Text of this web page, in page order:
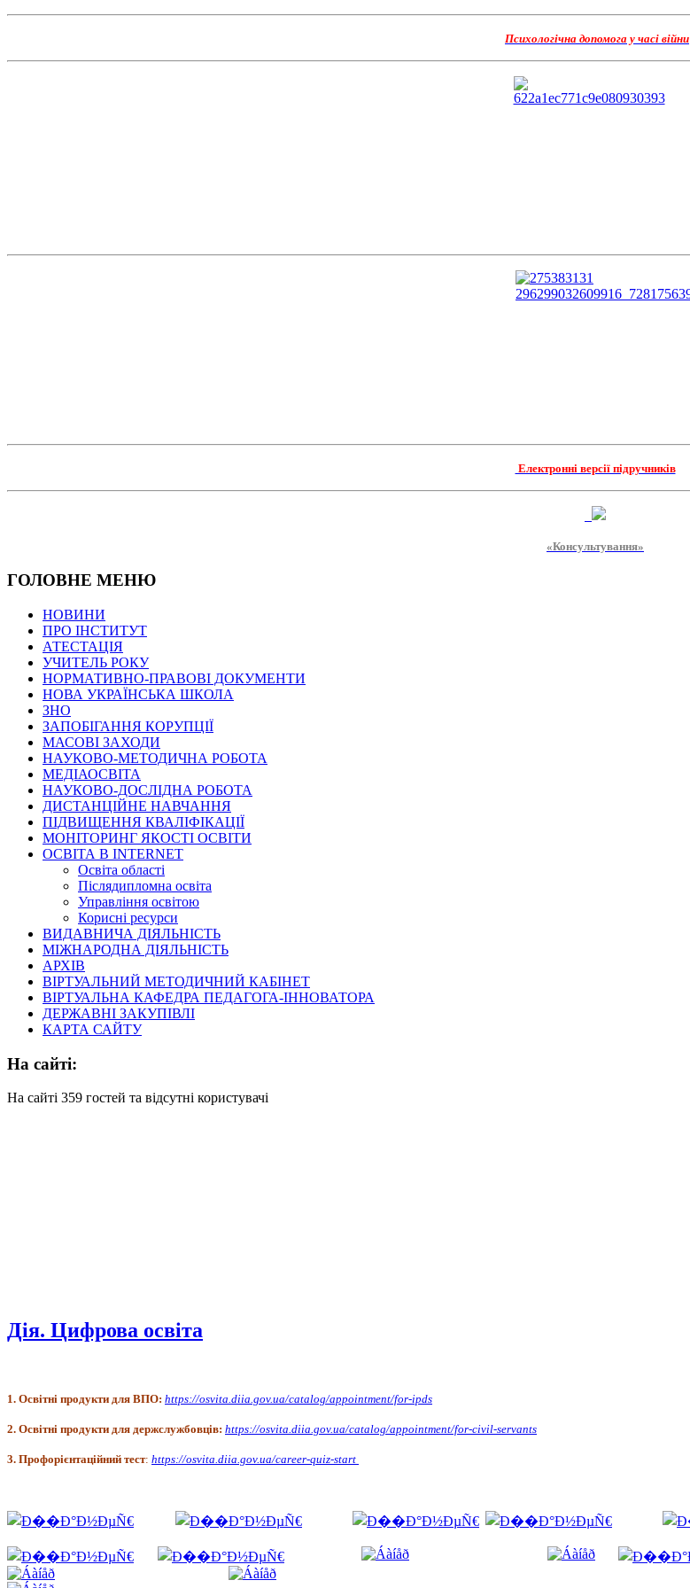
Психологічна допомога у часі війни
Електронні версії підручників
«Консультування»
ГОЛОВНЕ МЕНЮ
НОВИНИ
ПРО ІНСТИТУТ
АТЕСТАЦІЯ
УЧИТЕЛЬ РОКУ
НОРМАТИВНО-ПРАВОВІ ДОКУМЕНТИ
НОВА УКРАЇНСЬКА ШКОЛА
ЗНО
ЗАПОБІГАННЯ КОРУПЦІЇ
МАСОВІ ЗАХОДИ
НАУКОВО-МЕТОДИЧНА РОБОТА
МЕДІАОСВІТА
НАУКОВО-ДОСЛІДНА РОБОТА
ДИСТАНЦІЙНЕ НАВЧАННЯ
ПІДВИЩЕННЯ КВАЛІФІКАЦІЇ
МОНІТОРИНГ ЯКОСТІ ОСВІТИ
ОСВІТА В INTERNET
Освіта області
Післядипломна освіта
Управління освітою
Корисні ресурси
ВИДАВНИЧА ДІЯЛЬНІСТЬ
МІЖНАРОДНА ДІЯЛЬНІСТЬ
АРХІВ
ВІРТУАЛЬНИЙ МЕТОДИЧНИЙ КАБІНЕТ
ВІРТУАЛЬНА КАФЕДРА ПЕДАГОГА-ІННОВАТОРА
ДЕРЖАВНІ ЗАКУПІВЛІ
КАРТА САЙТУ
На сайті:
На сайті 359 гостей та відсутні користувачі
Дія. Цифрова освіта
1. Освітні продукти для ВПО: https://osvita.diia.gov.ua/catalog/appointment/for-ipds
2. Освітні продукти для держслужбовців: https://osvita.diia.gov.ua/catalog/appointment/for-civil-servants
3. Профорієнтаційний тест: https://osvita.diia.gov.ua/career-quiz-start